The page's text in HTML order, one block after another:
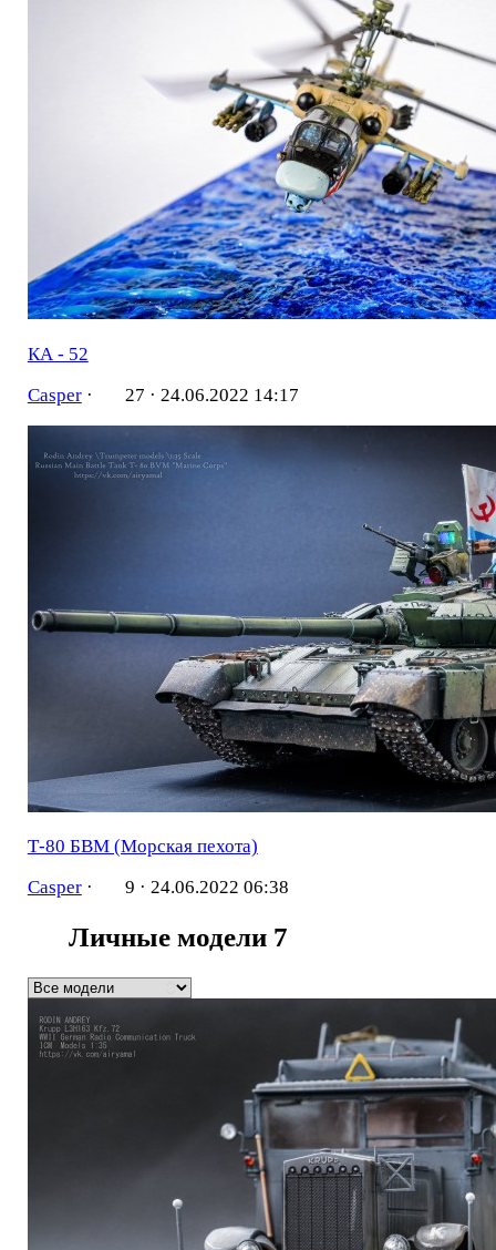
КА - 52
Casper· 27 · 24.06.2022 14:17
Т-80 БВМ (Морская пехота)
Casper· 9 · 24.06.2022 06:38
Личные модели 7